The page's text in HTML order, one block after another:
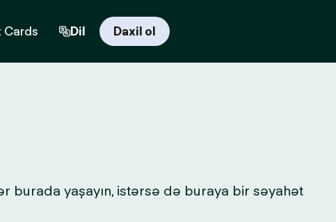
Cards Dil Daxil ol
burada yaşayın, istərsə də buraya bir səyahət